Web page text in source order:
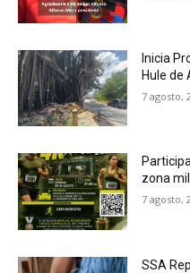
Inicia
Hule de
7 agosto,
zona
7 agosto,
SSA